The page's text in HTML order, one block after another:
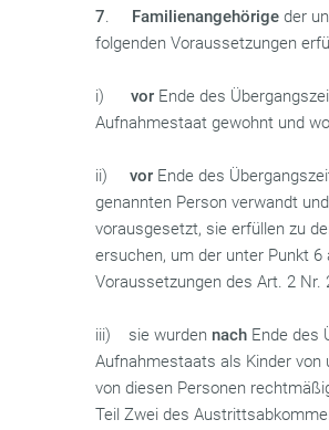
7. Familienangehörige der
folgenden Voraussetzungen
i)vor Ende des
Aufnahmestaat gewohnt und
ii)vor Ende des
genannten Person verwandt
vorausgesetzt, sie erfüllen zu
ersuchen, um der unter Punkt 6
Voraussetzungen des Art. 2 Nr.
iii) sie wurden nach Ende des
Aufnahmestaats als Kinder von
von diesen Personen
Teil Zwei des